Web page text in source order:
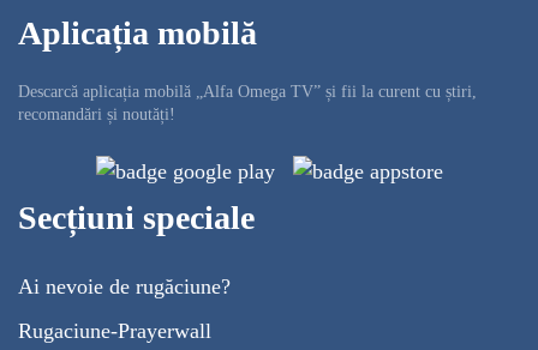
Aplicația mobilă
Descarcă aplicația mobilă „Alfa Omega TV” și fii la curent cu știri,
recomandări și noutăți!
Secțiuni speciale
Ai nevoie de rugăciune?
Rugaciune-Prayerwall